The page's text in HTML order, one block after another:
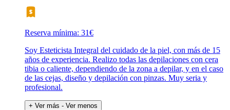
Reserva mínima: 31€
Soy Esteticista Integral del cuidado de la piel, con más de 15
años de experiencia. Realizo todas las depilaciones con cera
tibia o caliente, dependiendo de la zona a depilar, y en el caso
de las cejas, diseño y depilación con pinzas. Muy seria y
profesional.
+ Ver más - Ver menos